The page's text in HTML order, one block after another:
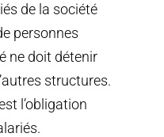
de la société
personnes
ne doit détenir
structures.
l’obligation